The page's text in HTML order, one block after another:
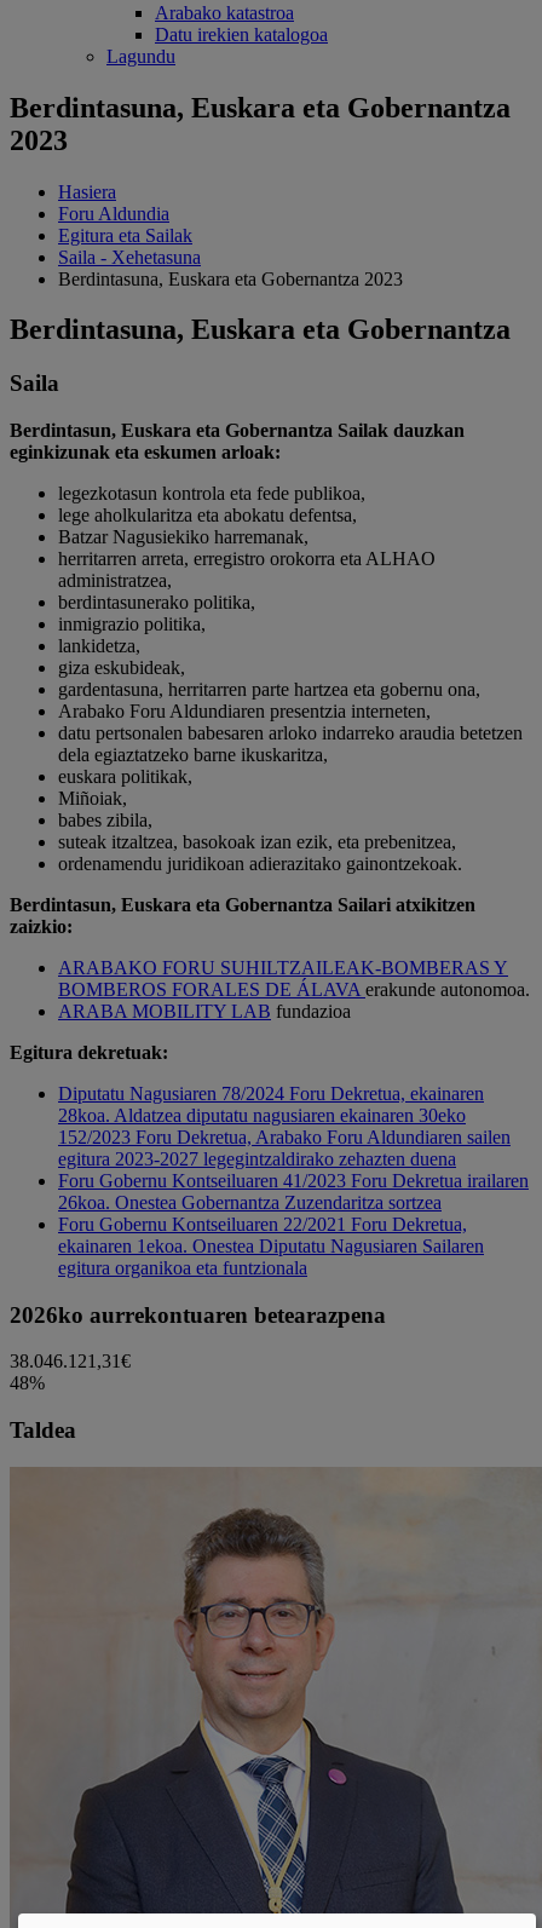
Arabako katastroa
Datu irekien katalogoa
Lagundu
Berdintasuna, Euskara eta Gobernantza
2023
Hasiera
Foru Aldundia
Egitura eta Sailak
Saila - Xehetasuna
Berdintasuna, Euskara eta Gobernantza 2023
Berdintasuna, Euskara eta Gobernantza
Saila
Berdintasun, Euskara eta Gobernantza Sailak dauzkan
eginkizunak eta eskumen arloak:
legezkotasun kontrola eta fede publikoa,
lege aholkularitza eta abokatu defentsa,
Batzar Nagusiekiko harremanak,
herritarren arreta, erregistro orokorra eta ALHAO
administratzea,
berdintasunerako politika,
inmigrazio politika,
lankidetza,
giza eskubideak,
gardentasuna, herritarren parte hartzea eta gobernu ona,
Arabako Foru Aldundiaren presentzia interneten,
datu pertsonalen babesaren arloko indarreko araudia betetzen
dela egiaztatzeko barne ikuskaritza,
euskara politikak,
Miñoiak,
babes zibila,
suteak itzaltzea, basokoak izan ezik, eta prebenitzea,
ordenamendu juridikoan adierazitako gainontzekoak.
Berdintasun, Euskara eta Gobernantza Sailari atxikitzen
zaizkio:
ARABAKO FORU SUHILTZAILEAK-BOMBERAS Y
BOMBEROS FORALES DE ÁLAVA erakunde autonomoa.
ARABA MOBILITY LAB fundazioa
Egitura dekretuak:
Diputatu Nagusiaren 78/2024 Foru Dekretua, ekainaren
28koa. Aldatzea diputatu nagusiaren ekainaren 30eko
152/2023 Foru Dekretua, Arabako Foru Aldundiaren sailen
egitura 2023-2027 legegintzaldirako zehazten duena
Foru Gobernu Kontseiluaren 41/2023 Foru Dekretua irailaren
26koa. Onestea Gobernantza Zuzendaritza sortzea
Foru Gobernu Kontseiluaren 22/2021 Foru Dekretua,
ekainaren 1ekoa. Onestea Diputatu Nagusiaren Sailaren
egitura organikoa eta funtzionala
2026ko aurrekontuaren betearazpena
38.046.121,31€
48%
Taldea